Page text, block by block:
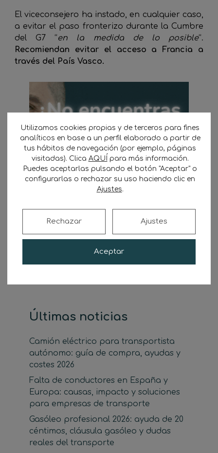
El viceconsejero ha instado, en cualquier caso,
a evitar el paso fronterizo durante la Cumbre
del G7 “en la medida de lo posible“.
Recomiendan evitar el acceso a Francia a
través del País Vasco.
Buscar
Últimas noticias
Camión eléctrico para transportista
autónomo: guía de compra, ayudas y
costes 2026
Falta de conductores en España y
Europa: causas, impacto y soluciones
para empresas de transporte
Gasóleo profesional 2026: ayuda de 20
céntimos, cláusula gasóleo y dudas
reales del transporte
Utilizamos cookies propias y de terceros para fines
analíticos en base a un perfil elaborado a partir de
tus hábitos de navegación (por ejemplo, páginas
visitadas). Clica AQUÍ para más información.
Puedes aceptarlas pulsando el botón "Aceptar" o
configurarlas o rechazar su uso haciendo clic en
Ajustes.
Aceptar
Rechazar Ajustes